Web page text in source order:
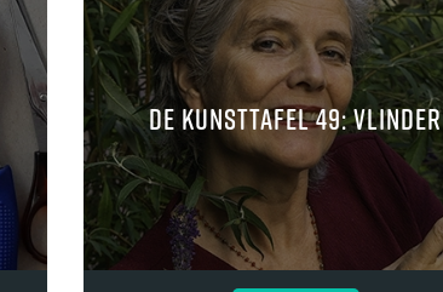
De kunsttafel 49: Vlinder